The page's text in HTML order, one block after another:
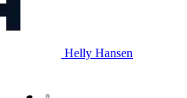
Helly Hansen